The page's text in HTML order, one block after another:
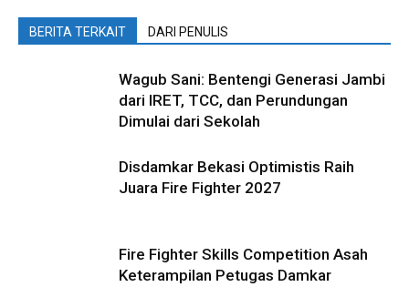
BERITA TERKAIT DARI PENULIS
Wagub Sani: Bentengi Generasi Jambi
dari IRET, TCC, dan Perundungan
Dimulai dari Sekolah
Disdamkar Bekasi Optimistis Raih
Juara Fire Fighter 2027
Fire Fighter Skills Competition Asah
Keterampilan Petugas Damkar